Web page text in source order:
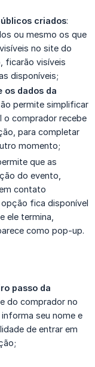
criados:
ou mesmo os que
no site do
ficarão visíveis
disponíveis;
dados da
permite simplificar
o comprador recebe
para completar
momento;
que as
do evento,
contato
fica disponível
ele termina,
como pop-up.
passo da
do comprador no
seu nome e
de entrar em